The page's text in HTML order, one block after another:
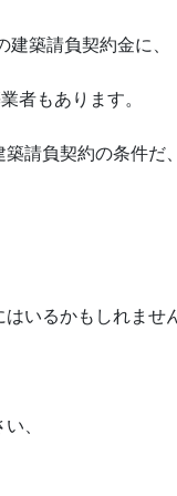
築請負契約金に、
者もあります。
築請負契約の条件だ
はいるかもしれませ
、